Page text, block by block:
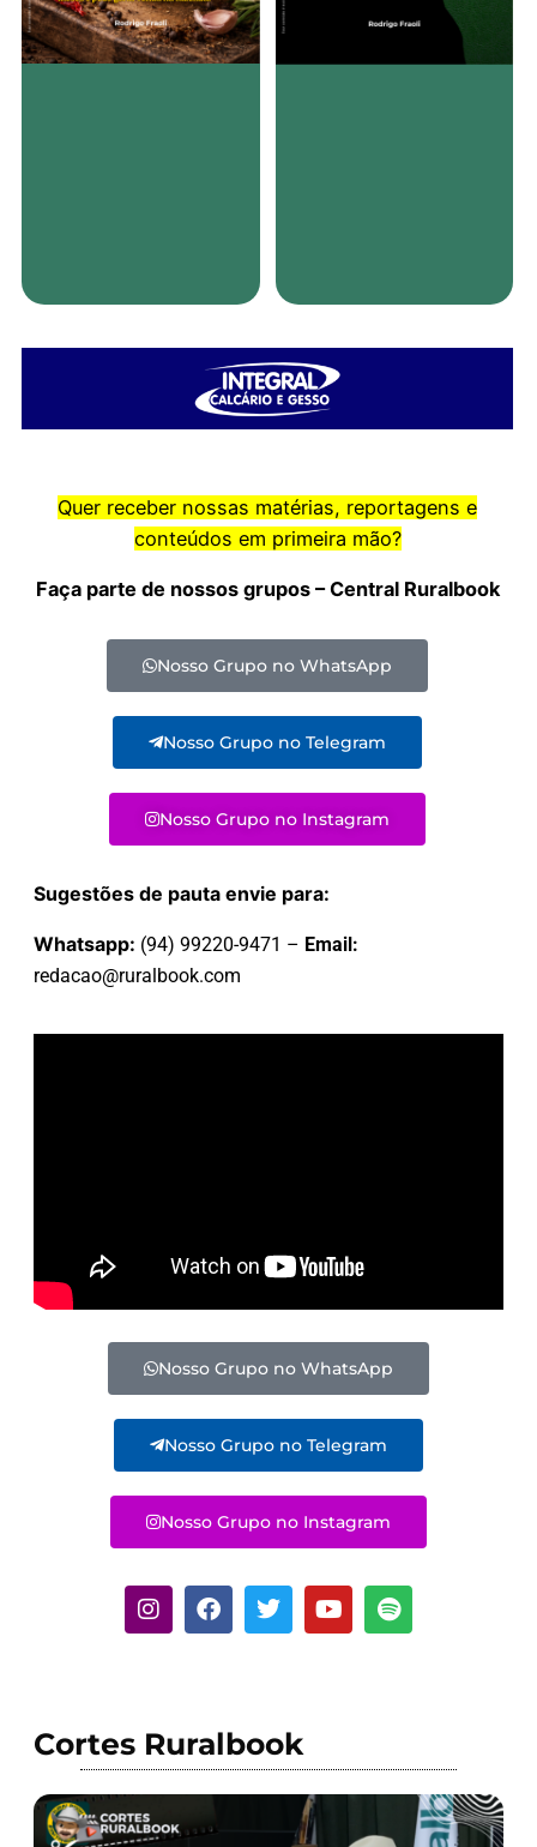
Quer receber nossas matérias, reportagens e
conteúdos em primeira mão?
Faça parte de nossos grupos – Central Ruralbook
Nosso Grupo no WhatsApp
Nosso Grupo no Telegram
Nosso Grupo no Instagram
Sugestões de pauta envie para:
Whatsapp: (94) 99220-9471 – Email:
redacao@ruralbook.com
Nosso Grupo no WhatsApp
Nosso Grupo no Telegram
Nosso Grupo no Instagram
Cortes Ruralbook